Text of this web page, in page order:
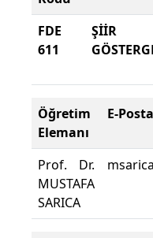
FDE
611
ŞİİR
Öğretim
Elemanı
E-Posta
Prof. Dr.
MUSTAFA
SARICA